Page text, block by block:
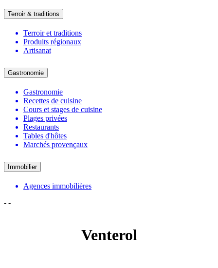
Terroir & traditions
Terroir et traditions
Produits régionaux
Artisanat
Gastronomie
Gastronomie
Recettes de cuisine
Cours et stages de cuisine
Plages privées
Restaurants
Tables d'hôtes
Marchés provençaux
Immobilier
Agences immobilières
- -
Venterol